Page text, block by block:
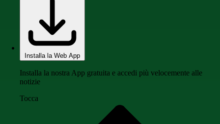
Installa la Web App
Installa la nostra App gratuita e accedi più velocemente alle
notizie
Tocca